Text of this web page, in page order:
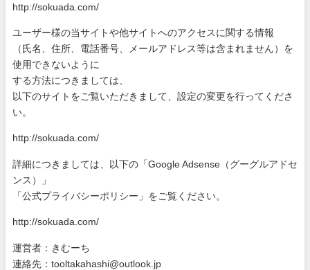
http://sokuada.com/
ユーザー様の当サイトや他サイトへのアクセスに関する情報
（氏名、住所、電話番号、メールアドレス等は含まれません）を
使用できないように
する方法につきましては、
以下のサイトをご覧いただきまして、設定の変更を行ってくださ
い。
http://sokuada.com/
詳細につきましては、以下の「Google Adsense（グーグルアドセ
ンス）」
「公式プライバシーポリシー」をご覧ください。
http://sokuada.com/
運営者：きむーち
連絡先：tooltakahashi@outlook.jp